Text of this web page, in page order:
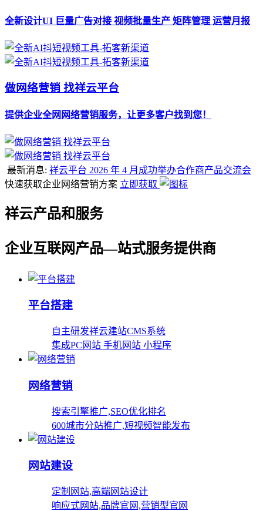
全新设计UI 巨量广告对接 视频批量生产 矩阵管理 运营月报
做网络营销 找祥云平台
提供企业全网网络营销服务，让更多客户找到您！
最新消息: 祥云平台 2026 年 4 月成功举办合作商产品交流会
快速获取企业网络营销方案 立即获取
祥云产品和服务
企业互联网产品—站式服务提供商
平台搭建
自主研发祥云建站CMS系统
集成PC网站 手机网站 小程序
网络营销
搜索引擎推广,SEO优化排名
600城市分站推广,短视频智能发布
网站建设
定制网站,高端网站设计
响应式网站,品牌官网,营销型官网